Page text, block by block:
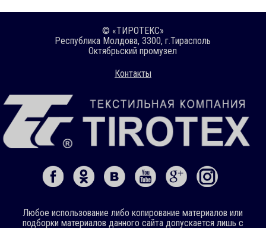
© «ТИРОТЕКС»
Республика Молдова, 3300, г.Тирасполь
Октябрьский промузел
Контакты
Любое использование либо копирование материалов или
подборки материалов данного сайта допускается лишь с